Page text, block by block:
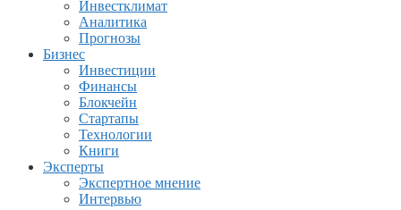
Инвестклимат
Аналитика
Прогнозы
Бизнес
Инвестиции
Финансы
Блокчейн
Стартапы
Технологии
Книги
Эксперты
Экспертное мнение
Интервью